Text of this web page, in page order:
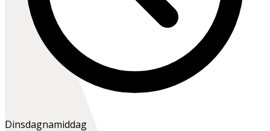
Dinsdagnamiddag